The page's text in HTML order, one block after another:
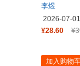
李煜
2026-07-01
¥28.60
加入购物